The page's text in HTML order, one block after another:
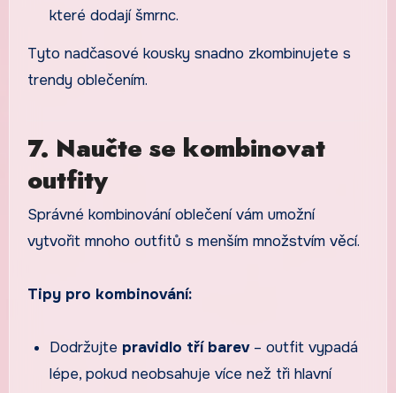
které dodají šmrnc.
Tyto nadčasové kousky snadno zkombinujete s
trendy oblečením.
7. Naučte se kombinovat
outfity
Správné kombinování oblečení vám umožní
vytvořit mnoho outfitů s menším množstvím věcí.
Tipy pro kombinování:
Dodržujte pravidlo tří barev– outfit vypadá
lépe, pokud neobsahuje více než tři hlavní